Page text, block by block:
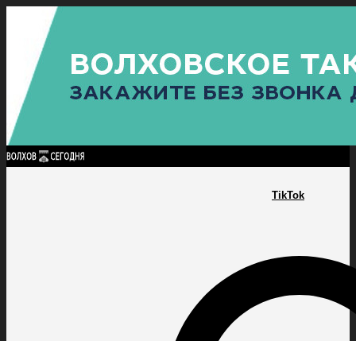
TikTok
Найти:
ГЛАВНАЯ ПОЛИТИКАПРОИСШЕСТВИЯ ПРОКУРАТУРАСПОРТ
ПОЛИТИКА
КУЛЬТУРА
ПОСЕЛЕНИЯ